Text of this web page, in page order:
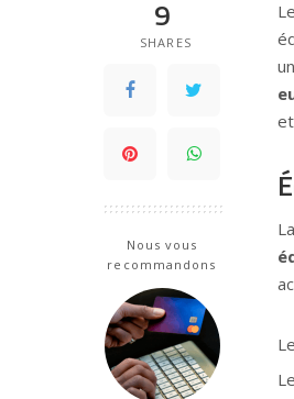
9
SHARES
Nous vous
recommandons
Le
Le